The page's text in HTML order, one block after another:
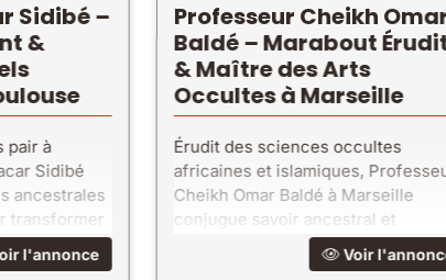
Sidibé –
&
pair à
Sidibé
ancestrales
transformer
protection
l'annonce
Professeur Cheikh Omar
Baldé – Marabout Érudit
& Maître des Arts
Occultes à Marseille
Érudit des sciences occultes
africaines et islamiques,
Cheikh Omar Baldé à Marseille
conjugue savoir ancestral et
précision scientifique. Une
unique, des résultats
Voir